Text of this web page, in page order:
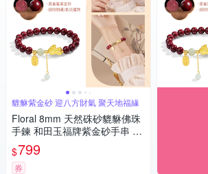
貔貅紫金砂 迎八方財氣 聚天地福緣
Floral 8mm 天然硃砂貔貅佛珠
手鍊 和田玉福牌紫金砂手串 本
命年禮物 送禮 招財開運/息災擋
煞/除穢轉運（交換禮物）
$799
券